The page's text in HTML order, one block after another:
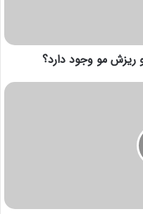
ریزش مو وجود دارد؟